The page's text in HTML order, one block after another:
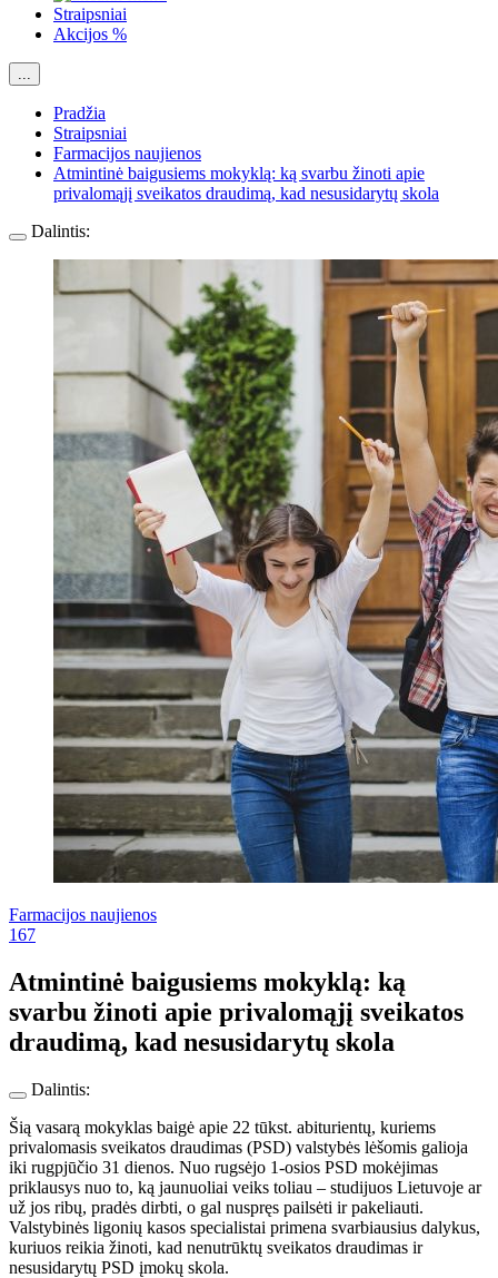
Straipsniai
Akcijos %
...
Pradžia
Straipsniai
Farmacijos naujienos
Atmintinė baigusiems mokyklą: ką svarbu žinoti apie
privalomąjį sveikatos draudimą, kad nesusidarytų skola
Dalintis:
Farmacijos naujienos
167
Atmintinė baigusiems mokyklą: ką
svarbu žinoti apie privalomąjį sveikatos
draudimą, kad nesusidarytų skola
Dalintis:
Šią vasarą mokyklas baigė apie 22 tūkst. abiturientų, kuriems
privalomasis sveikatos draudimas (PSD) valstybės lėšomis galioja
iki rugpjūčio 31 dienos. Nuo rugsėjo 1-osios PSD mokėjimas
priklausys nuo to, ką jaunuoliai veiks toliau – studijuos Lietuvoje ar
už jos ribų, pradės dirbti, o gal nuspręs pailsėti ir pakeliauti.
Valstybinės ligonių kasos specialistai primena svarbiausius dalykus,
kuriuos reikia žinoti, kad nenutrūktų sveikatos draudimas ir
nesusidarytų PSD įmokų skola.